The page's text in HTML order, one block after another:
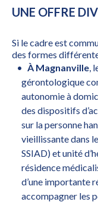
UNE OFFRE
Si le cadre est
des formes
À Magnanville ,
gérontologique
autonomie à
des dispositifs
sur la personne
vieillissante dans
SSIAD) et unité
résidence
d’une importante
accompagner les